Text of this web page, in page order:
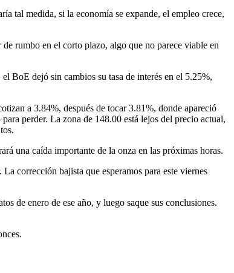
tal medida, si la economía se expande, el empleo crece,
rumbo en el corto plazo, algo que no parece viable en
BoE dejó sin cambios su tasa de interés en el 5.25%,
a 3.84%, después de tocar 3.81%, donde apareció
perder. La zona de 148.00 está lejos del precio actual,
una caída importante de la onza en las próximas horas.
corrección bajista que esperamos para este viernes
de enero de ese año, y luego saque sus conclusiones.